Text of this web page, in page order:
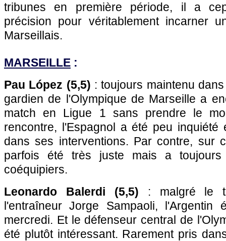
tribunes en première période, il a
précision pour véritablement incarner
Marseillais.
MARSEILLE :
Pau López (5,5) : toujours maintenu
gardien de l'Olympique de Marseille a
match en Ligue 1 sans prendre le
rencontre, l'Espagnol a été peu
dans ses interventions. Par contre, sur
parfois été très juste mais a
coéquipiers.
Leonardo Balerdi (5,5) : malgré le
l'entraîneur Jorge Sampaoli, l'Argentin
mercredi. Et le défenseur central de
été plutôt intéressant. Rarement pris